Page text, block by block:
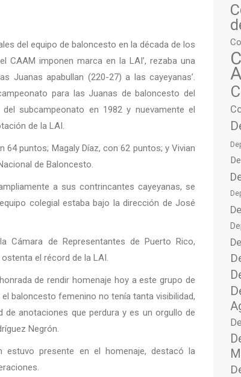
del equipo de baloncesto en la década de los
CAAM imponen marca en la LAI’, rezaba una
Juanas apabullan (220-27) a las cayeyanas’.
para las Juanas de baloncesto del
subcampeonato en 1982 y nuevamente el
de la LAI.
puntos; Magaly Díaz, con 62 puntos; y Vivian
de Baloncesto.
a sus contrincantes cayeyanas, se
colegial estaba bajo la dirección de José
Cámara de Representantes de Puerto Rico,
el récord de la LAI.
de rendir homenaje hoy a este grupo de
baloncesto femenino no tenía tanta visibilidad,
anotaciones que perdura y es un orgullo de
Negrón.
estuvo presente en el homenaje, destacó la